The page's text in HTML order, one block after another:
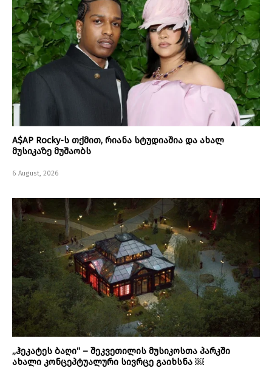
A$AP Rocky-ს თქმით, რიანა სტუდიაშია და ახალ
მუსიკაზე მუშაობს
6 August, 2026
„ჰეკატეს ბაღი“ – შეკვეთილის მუსიკოსთა პარკში
ახალი კონცეპტუალური სივრცე გაიხსნა ￼